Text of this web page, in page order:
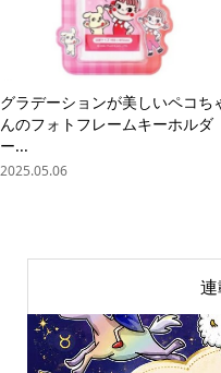
グラデーションが美しいペコち
んのフォトフレームキーホルダ
ー...
2025.05.06